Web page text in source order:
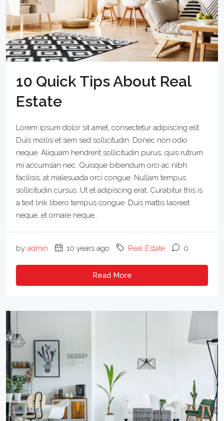
10 Quick Tips About Real
Estate
Lorem ipsum dolor sit amet, consectetur adipiscing elit.
Duis mollis et sem sed sollicitudin. Donec non odio
neque. Aliquam hendrerit sollicitudin purus, quis rutrum
mi accumsan nec. Quisque bibendum orci ac nibh
facilisis, at malesuada orci congue. Nullam tempus
sollicitudin cursus. Ut et adipiscing erat. Curabitur this is
a text link libero tempus congue. Duis mattis laoreet
neque, et ornare neque...
by admin 10 years ago Real Estate 0
Read More